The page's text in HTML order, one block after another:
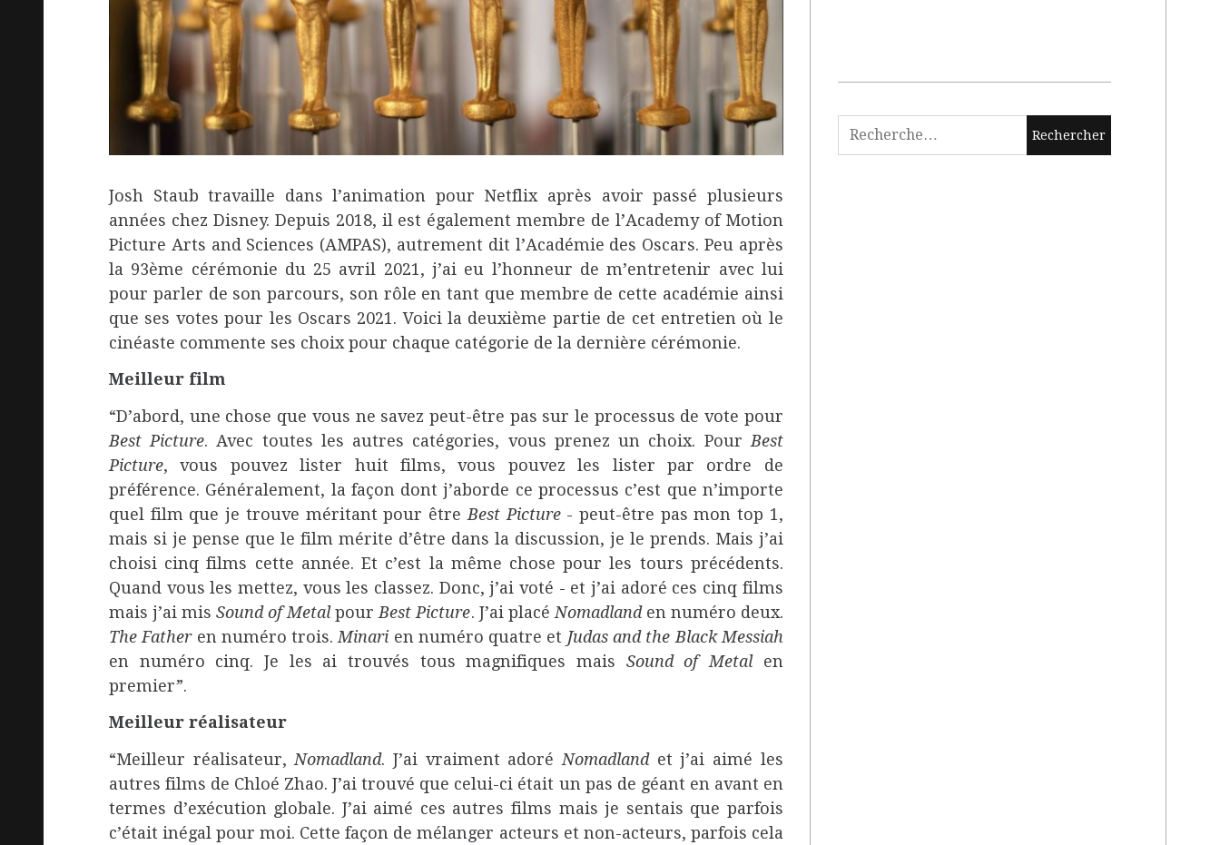
Josh Staub travaille dans l’animation pour Netflix après avoir passé plusieurs
années chez Disney. Depuis 2018, il est également membre de l’Academy of Motion
Picture Arts and Sciences (AMPAS), autrement dit l’Académie des Oscars. Peu après
la 93ème cérémonie du 25 avril 2021, j’ai eu l’honneur de m’entretenir avec lui
pour parler de son parcours, son rôle en tant que membre de cette académie ainsi
que ses votes pour les Oscars 2021. Voici la deuxième partie de cet entretien où le
cinéaste commente ses choix pour chaque catégorie de la dernière cérémonie.
Meilleur film
“D’abord, une chose que vous ne savez peut-être pas sur le processus de vote pour
Best Picture. Avec toutes les autres catégories, vous prenez un choix. Pour Best
Picture, vous pouvez lister huit films, vous pouvez les lister par ordre de
préférence. Généralement, la façon dont j’aborde ce processus c’est que n’importe
quel film que je trouve méritant pour être Best Picture- peut-être pas mon top 1,
mais si je pense que le film mérite d’être dans la discussion, je le prends. Mais j’ai
choisi cinq films cette année. Et c’est la même chose pour les tours précédents.
Quand vous les mettez, vous les classez. Donc, j’ai voté - et j’ai adoré ces cinq films
mais j’ai misSound of Metalpour Best Picture. J’ai placé Nomadlanden numéro deux.
The Fatheren numéro trois. Minari en numéro quatre et Judas and the Black Messiah
en numéro cinq. Je les ai trouvés tous magnifiques mais Sound of Metalen
premier”.
Meilleur réalisateur
“Meilleur réalisateur, Nomadland. J’ai vraiment adoré Nomadlandet j’ai aimé les
autres films de Chloé Zhao. J’ai trouvé que celui-ci était un pas de géant en avant en
termes d’exécution globale. J’ai aimé ces autres films mais je sentais que parfois
c’était inégal pour moi. Cette façon de mélanger acteurs et non-acteurs, parfois cela